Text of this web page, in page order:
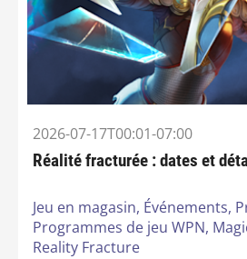
2026-07-17T00:01-07:00
Réalité fracturée : dates et
Jeu en magasin, Événements,
Programmes de jeu WPN,
Reality Fracture